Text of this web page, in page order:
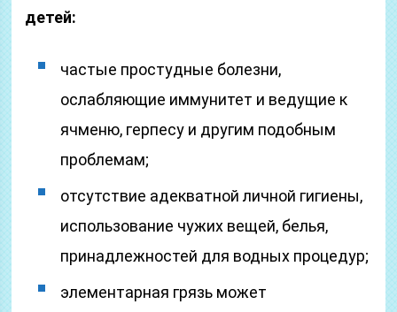
детей:
частые простудные болезни,
ослабляющие иммунитет и ведущие к
ячменю, герпесу и другим подобным
проблемам;
отсутствие адекватной личной гигиены,
использование чужих вещей, белья,
принадлежностей для водных процедур;
элементарная грязь может